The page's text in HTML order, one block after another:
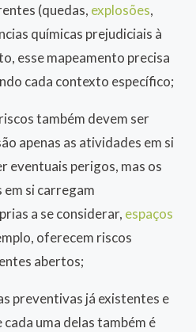
(quedas, explosões,
químicas prejudiciais à
esse mapeamento precisa
cada contexto específico;
também devem ser
apenas as atividades em si
eventuais perigos, mas os
si carregam
a se considerar, espaços
oferecem riscos
abertos;
preventivas já existentes e
uma delas também é